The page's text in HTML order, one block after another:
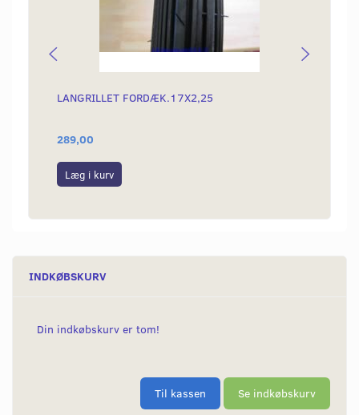
LANGRILLET FORDÆK.17X2,25
289,00
Læg i kurv
INDKØBSKURV
Din indkøbskurv er tom!
Til kassen Se indkøbskurv